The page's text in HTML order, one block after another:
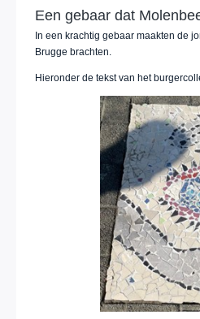
Een gebaar dat
In een krachtig gebaar maakten de
Brugge brachten.
Hieronder de tekst van het